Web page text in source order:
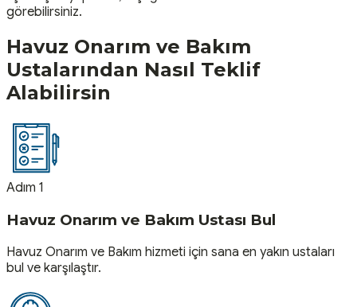
görebilirsiniz.
Havuz Onarım ve Bakım
Ustalarından Nasıl Teklif
Alabilirsin
Adım 1
Havuz Onarım ve Bakım Ustası Bul
Havuz Onarım ve Bakım hizmeti için sana en yakın ustaları
bul ve karşılaştır.